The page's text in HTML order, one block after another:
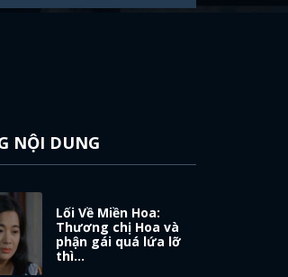
NỘI DUNG
Lối Về Miền Hoa:
Thương chị Hoa và
phận gái quá lứa lỡ
thì...